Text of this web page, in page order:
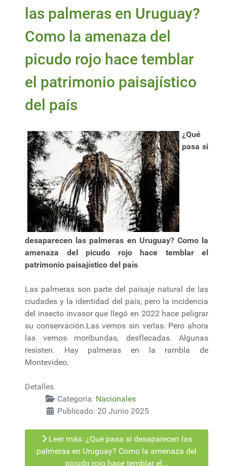
las palmeras en Uruguay?
Como la amenaza del
picudo rojo hace temblar
el patrimonio paisajístico
del país
¿Qué
pasa si
desaparecen las palmeras en Uruguay? Como la
amenaza del picudo rojo hace temblar el
patrimonio paisajístico del país
Las palmeras son parte del paisaje natural de las
ciudades y la identidad del país, pero la incidencia
del insecto invasor que llegó en 2022 hace peligrar
su conservación.Las vemos sin verlas. Pero ahora
las vemos moribundas, desflecadas. Algunas
resisten. Hay palmeras en la rambla de
Montevideo.
Detalles
Categoría: Nacionales
Publicado: 20 Junio 2025
Leer más: ¿Qué pasa si desaparecen las
palmeras en Uruguay? Como la amenaza del
picudo rojo hace temblar el...